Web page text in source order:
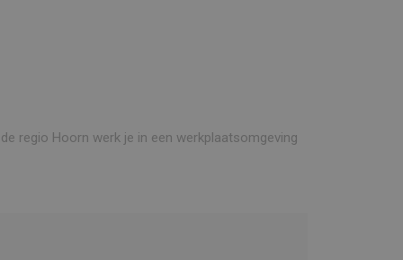
regio Hoorn werk je in een werkplaatsomgeving